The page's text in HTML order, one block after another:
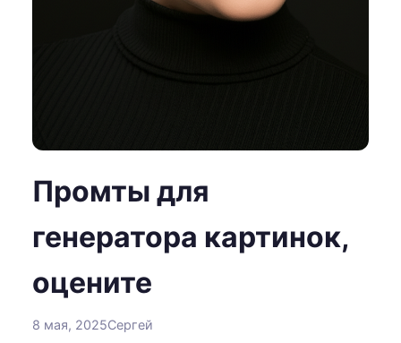
Промты для
генератора картинок,
оцените
8 мая, 2025Сергей